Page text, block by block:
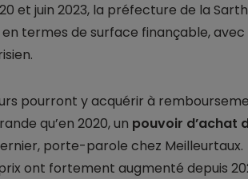
et juin 2023, la préfecture de la
termes de surface finançable, avec
pourront y acquérir à
qu’en 2020, un pouvoir d’achat
porte-parole chez Meilleurtaux.
ont fortement augmenté depuis